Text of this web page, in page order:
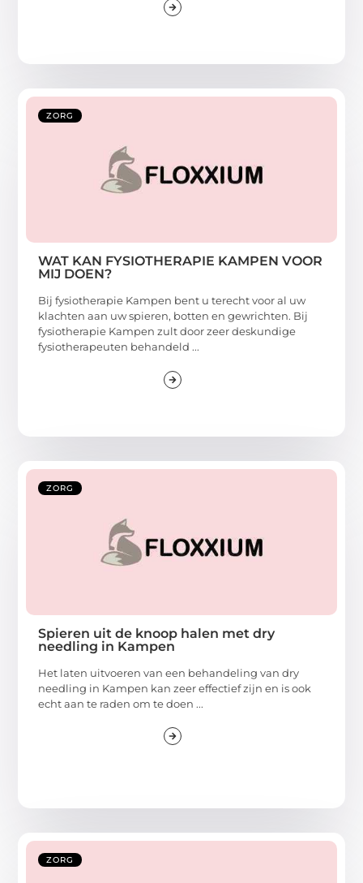
ZORG
WAT KAN FYSIOTHERAPIE KAMPEN VOOR
MIJ DOEN?
Bij fysiotherapie Kampen bent u terecht voor al uw
klachten aan uw spieren, botten en gewrichten. Bij
fysiotherapie Kampen zult door zeer deskundige
fysiotherapeuten behandeld ...
ZORG
Spieren uit de knoop halen met dry
needling in Kampen
Het laten uitvoeren van een behandeling van dry
needling in Kampen kan zeer effectief zijn en is ook
echt aan te raden om te doen ...
ZORG